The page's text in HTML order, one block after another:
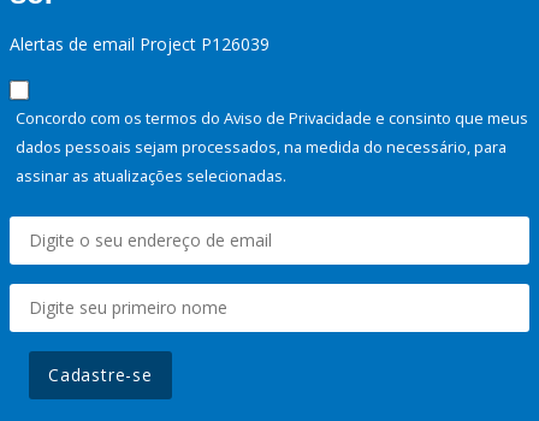
Alertas de email Project P126039
Concordo com os termos do Aviso de Privacidade e consinto que meus
dados pessoais sejam processados, na medida do necessário, para
assinar as atualizações selecionadas.
Cadastre-se